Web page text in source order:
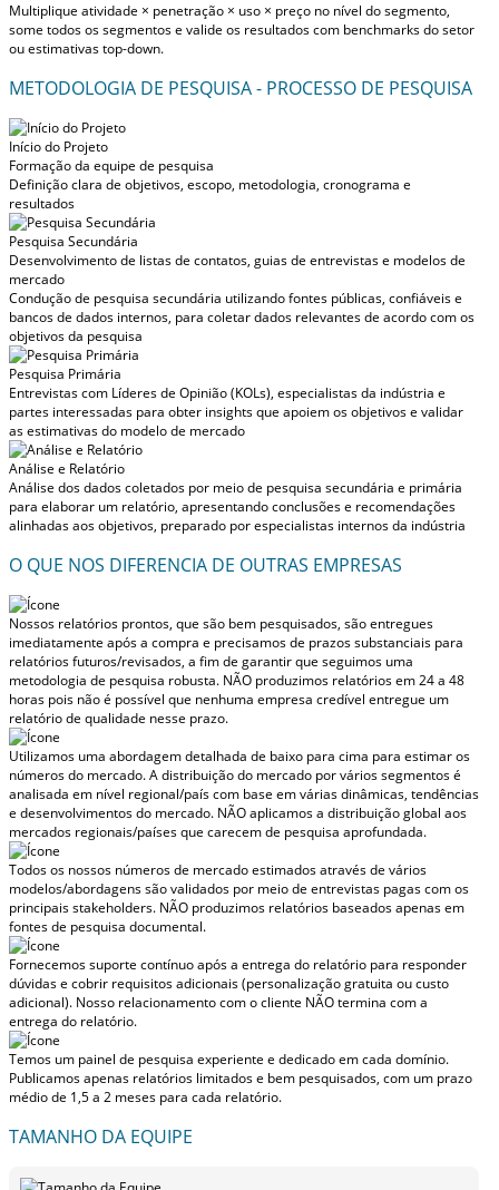
Multiplique atividade × penetração × uso × preço no nível do segmento,
some todos os segmentos e valide os resultados com benchmarks do setor
ou estimativas top-down.
METODOLOGIA DE PESQUISA - PROCESSO DE PESQUISA
Início do Projeto
Formação da equipe de pesquisa
Definição clara de objetivos, escopo, metodologia, cronograma e
resultados
Pesquisa Secundária
Desenvolvimento de listas de contatos, guias de entrevistas e modelos de
mercado
Condução de pesquisa secundária utilizando fontes públicas, confiáveis e
bancos de dados internos, para coletar dados relevantes de acordo com os
objetivos da pesquisa
Pesquisa Primária
Entrevistas com Líderes de Opinião (KOLs), especialistas da indústria e
partes interessadas para obter insights que apoiem os objetivos e validar
as estimativas do modelo de mercado
Análise e Relatório
Análise dos dados coletados por meio de pesquisa secundária e primária
para elaborar um relatório, apresentando conclusões e recomendações
alinhadas aos objetivos, preparado por especialistas internos da indústria
O QUE NOS DIFERENCIA DE OUTRAS EMPRESAS
Nossos relatórios prontos, que são bem pesquisados, são entregues
imediatamente após a compra e precisamos de prazos substanciais para
relatórios futuros/revisados, a fim de garantir que seguimos uma
metodologia de pesquisa robusta. NÃO produzimos relatórios em 24 a 48
horas pois não é possível que nenhuma empresa credível entregue um
relatório de qualidade nesse prazo.
Utilizamos uma abordagem detalhada de baixo para cima para estimar os
números do mercado. A distribuição do mercado por vários segmentos é
analisada em nível regional/país com base em várias dinâmicas, tendências
e desenvolvimentos do mercado. NÃO aplicamos a distribuição global aos
mercados regionais/paísesque carecem de pesquisa aprofundada.
Todos os nossos números de mercado estimados através de vários
modelos/abordagens são validados por meio de entrevistas pagas com os
principais stakeholders. NÃO produzimos relatórios baseados apenas em
fontes de pesquisa documental.
Fornecemos suporte contínuo após a entrega do relatório para responder
dúvidas e cobrir requisitos adicionais (personalização gratuita ou custo
adicional). Nosso relacionamento com o cliente NÃO termina com a
entrega do relatório.
Temos um painel de pesquisa experiente e dedicado em cada domínio.
Publicamos apenas relatórios limitados e bem pesquisados, com um prazo
médio de 1,5 a 2 meses para cada relatório.
TAMANHO DA EQUIPE